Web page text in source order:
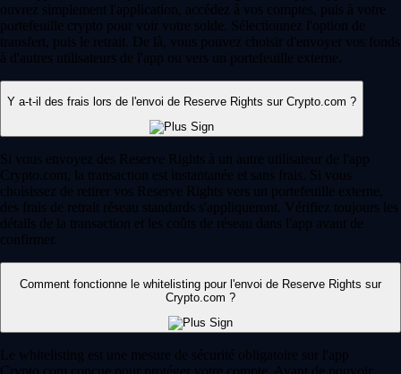
ouvrez simplement l'application, accédez à vos comptes, puis à votre
portefeuille crypto pour voir votre solde. Sélectionnez l'option de
transfert, puis le retrait. De là, vous pouvez choisir d'envoyer vos fonds
à d'autres utilisateurs de l'app ou vers un portefeuille externe.
Y a-t-il des frais lors de l'envoi de Reserve Rights sur Crypto.com ?
Si vous envoyez des Reserve Rights à un autre utilisateur de l'app
Crypto.com, la transaction est instantanée et sans frais. Si vous
choisissez de retirer vos Reserve Rights vers un portefeuille externe,
des frais de retrait réseau standards s'appliqueront. Vérifiez toujours les
détails de la transaction et les coûts de réseau dans l'app avant de
confirmer.
Comment fonctionne le whitelisting pour l'envoi de Reserve Rights sur
Crypto.com ?
Le whitelisting est une mesure de sécurité obligatoire sur l'app
Crypto.com conçue pour protéger votre compte. Avant de pouvoir